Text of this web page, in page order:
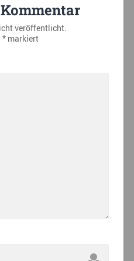
veröffentlicht.
*markiert